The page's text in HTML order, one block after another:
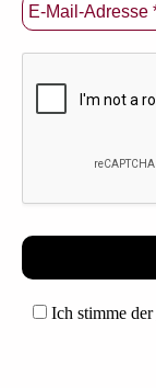
Ich stimme der